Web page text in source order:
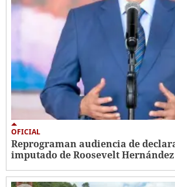
OFICIAL
Reprograman audiencia de
imputado de Roosevelt Hernández